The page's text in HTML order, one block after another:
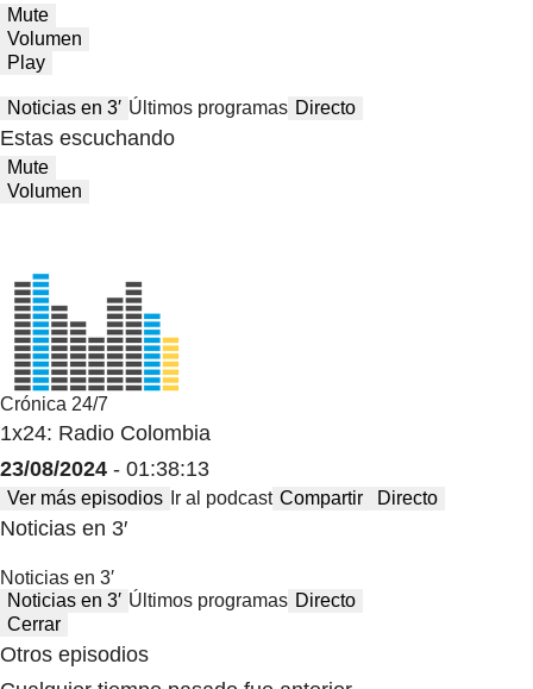
Mute
Volumen
Play
Noticias en 3′ Últimos programas Directo
Estas escuchando
Mute
Volumen
Crónica 24/7
1x24: Radio Colombia
23/08/2024 - 01:38:13
Ver más episodios Ir al podcast Compartir Directo
Noticias en 3′
Noticias en 3′
Noticias en 3′ Últimos programas Directo
Cerrar
Otros episodios